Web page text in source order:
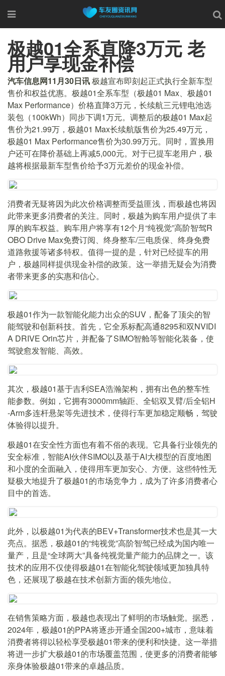
极越01全系直降3万元 老
用户享现金补偿
汽车信息网11月30日讯极越宣布即刻起正式执行全新车型
售价和权益优惠。极越01全系车型（极越01 Max、极越01
Max Performance）价格直降3万元，长续航三元锂电池选
装包（100kWh）同步下调1万元。调整后的极越01 Max起
售价为21.99万，极越01 Max长续航版售价为25.49万元，
极越01 Max Performance售价为30.99万元。同时，置换用
户还可在降价基础上再减5,000元。对于已提车老用户，极
越将根据最新车型售价给予3万元差价的现金补偿。
消费者无疑将因为此次价格调整而受益匪浅，而极越也将因
此带来更多消费者的关注。同时，极越为购车用户提供了丰
厚的购车权益。购车用户将享有12个月“纯视觉”高阶智驾R
OBO Drive Max免费订阅、终身整车/三电质保、终身免费
道路救援等诸多特权。值得一提的是，针对已经提车的用
户，极越同样提供现金补偿的政策。这一举措无疑会为消费
者带来更多的实惠和信心。
极越01作为一款智能化能力出众的SUV，配备了顶尖的智
能驾驶和创新科技。首先，它全系标配高通8295和双NVIDI
A DRIVE Orin芯片，并配备了SIMO智舱等智能化装备，使
驾驶愈发智能、高效。
其次，极越01基于吉利SEA浩瀚架构，拥有出色的整车性
能参数。例如，它拥有3000mm轴距、全铝双叉臂/后全铝H
-Arm多连杆悬架等先进技术，使得行车更加稳定顺畅，驾驶
体验得以提升。
极越01在安全性方面也有着不俗的表现。它具备行业领先的
安全标准，智能AI伙伴SIMO以及基于AI大模型的百度地图
和小度的全面融入，使得用车更加安心、方便。这些特性无
疑极大地提升了极越01的市场竞争力，成为了许多消费者心
目中的首选。
此外，以极越01为代表的BEV+Transformer技术也是其一大
亮点。据悉，极越01的“纯视觉”高阶智驾已经成为国内唯一
量产，且是“全球两大”具备纯视觉量产能力的品牌之一。该
技术的应用不仅使得极越01在智能化驾驶领域更加独具特
色，还展现了极越在技术创新方面的领先地位。
在销售策略方面，极越也表现出了鲜明的市场触觉。据悉，
2024年，极越01的PPA将逐步开通全国200+城市，意味着
消费者将得以轻松享受极越01带来的便利和快捷。这一举措
将进一步扩大极越01的市场覆盖范围，使更多的消费者能够
亲身体验极越01带来的卓越品质。